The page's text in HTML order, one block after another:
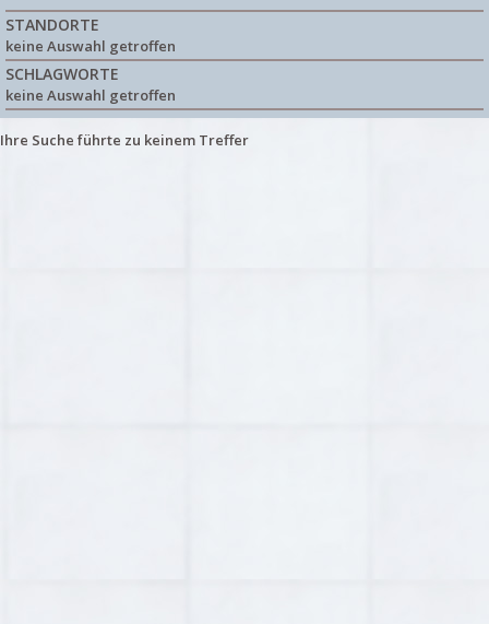
STANDORTE
keine Auswahl getroffen
SCHLAGWORTE
keine Auswahl getroffen
Ihre Suche führte zu keinem Treffer